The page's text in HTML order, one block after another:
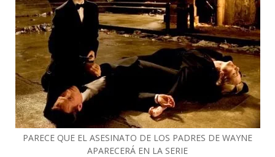
PARECE QUE EL ASESINATO DE LOS PADRES DE WAYNE
APARECERÁ EN LA SERIE